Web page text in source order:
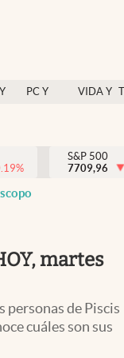
PC Y
VIDA Y
México
%
S&P 500
7709,96
martes
personas de Piscis
cuáles son sus